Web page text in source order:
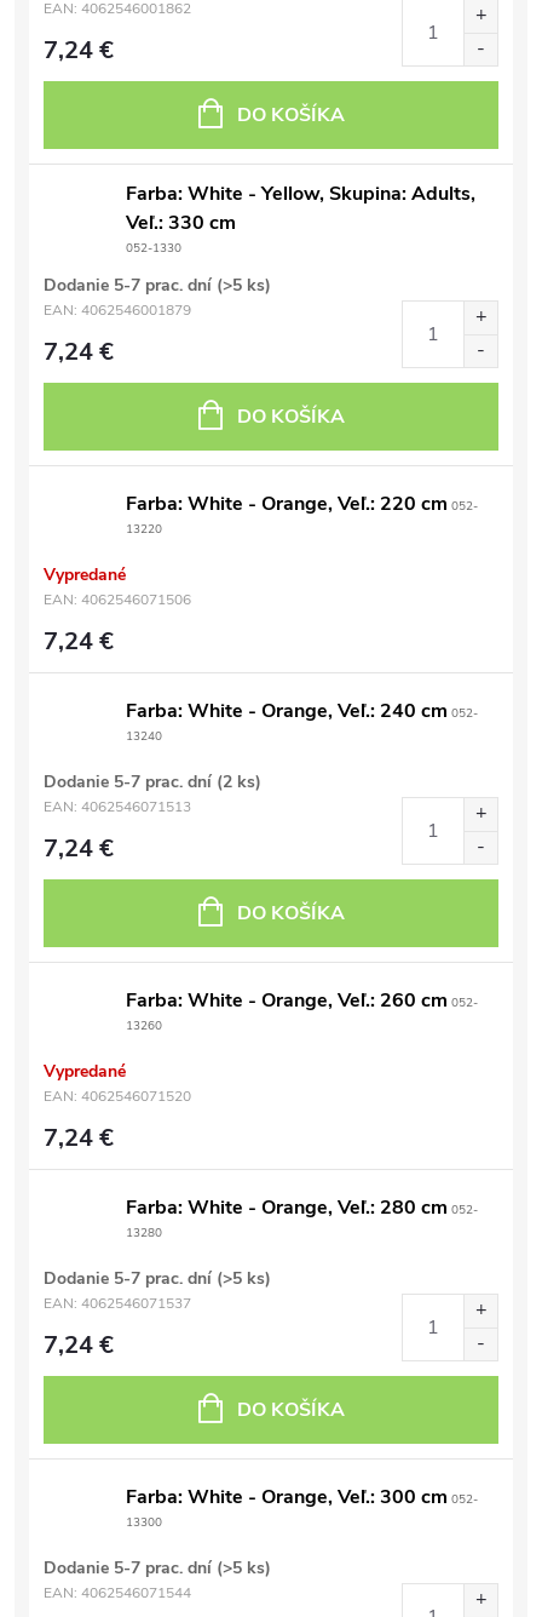
EAN: 4062546001862
7,24 €
DO KOŠÍKA
Farba: White - Yellow, Skupina: Adults,
Veľ.: 330 cm
052-1330
Dodanie 5-7 prac. dní (>5 ks)
EAN: 4062546001879
7,24 €
DO KOŠÍKA
Farba: White - Orange, Veľ.: 220 cm 052-
13220
Vypredané
EAN: 4062546071506
7,24 €
Farba: White - Orange, Veľ.: 240 cm 052-
13240
Dodanie 5-7 prac. dní (2 ks)
EAN: 4062546071513
7,24 €
DO KOŠÍKA
Farba: White - Orange, Veľ.: 260 cm 052-
13260
Vypredané
EAN: 4062546071520
7,24 €
Farba: White - Orange, Veľ.: 280 cm 052-
13280
Dodanie 5-7 prac. dní (>5 ks)
EAN: 4062546071537
7,24 €
DO KOŠÍKA
Farba: White - Orange, Veľ.: 300 cm 052-
13300
Dodanie 5-7 prac. dní (>5 ks)
EAN: 4062546071544